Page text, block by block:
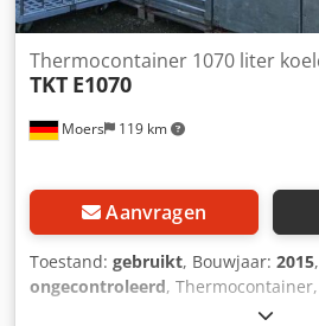
Moers 119 km
Thermocontainer 1070 liter
TKT E1070
Aanvragen
Toestand: gebruikt, Bouwjaar: 2015
ongecontroleerd,
geschikt voor hooi-stoommachines)